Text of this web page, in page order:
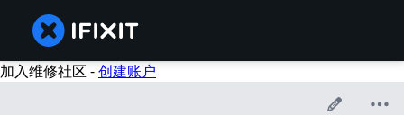
加入维修社区 -创建账户